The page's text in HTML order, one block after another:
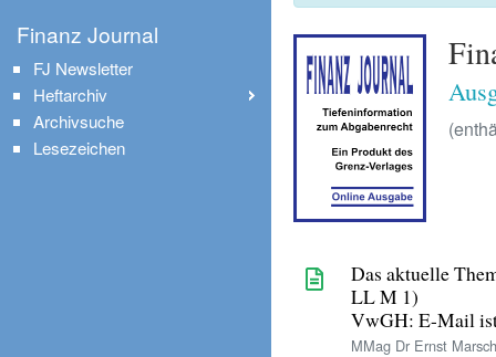
Das aktuelle
LL M 1)
VwGH: E-Mail
MMag Dr Ernst
Finanz Journal
FJ Newsletter
Heftarchiv
Archivsuche
Lesezeichen